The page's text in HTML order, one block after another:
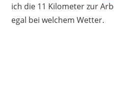
ich die 11 Kilometer zur
egal bei welchem Wetter.